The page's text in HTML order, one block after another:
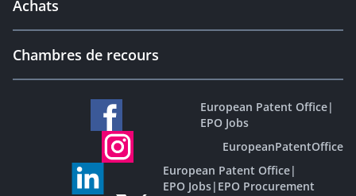
Achats
Chambres de recours
European Patent Office|
EPO Jobs
EuropeanPatentOffice
European Patent Office|
EPO Jobs| EPO Procurement